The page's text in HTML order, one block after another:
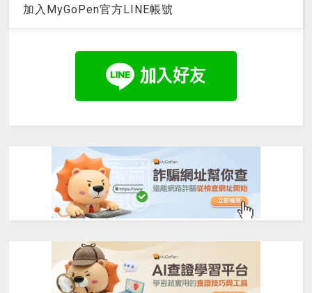
加入MyGoPen官方LINE帳號